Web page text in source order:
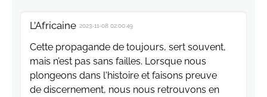
L’Africaine 2023-11-08 02:00:49
Cette propagande de toujours, sert souvent,
mais n’est pas sans failles. Lorsque nous
plongeons dans l'histoire et faisons preuve
de discernement, nous nous retrouvons en